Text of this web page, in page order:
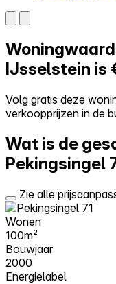
Zelf kopen
Alles-in-één
Reviews
Log in
IJsselstein is
Volg gratis deze
verkoopprijzen in de
Wat is de
Pekingsingel
Zie alle
Wonen
100m²
Bouwjaar
2000
Energielabel